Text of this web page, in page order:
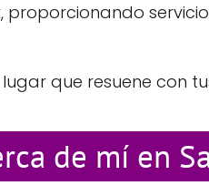
, proporcionando
que resuene con
de mí en